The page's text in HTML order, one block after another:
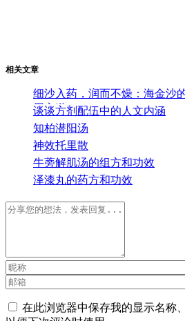
相关文章
细沙入药，润而不燥：海金沙
用之道
谈谈方剂配伍中的人文内涵
知柏潜阳汤
神效托里散
牛蒡解肌汤的组方和功效
泽漆丸的药方和功效
在此浏览器中保存我的显示名称